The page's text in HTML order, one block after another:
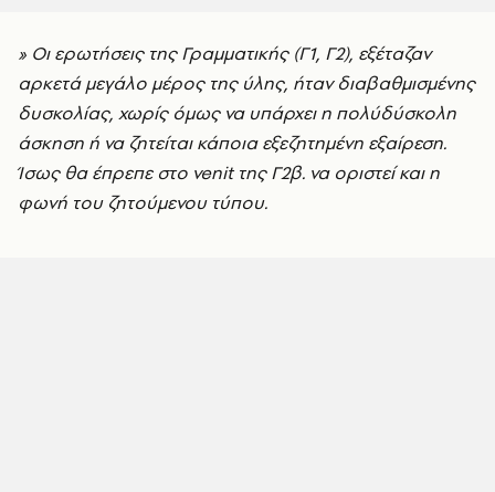
» Οι ερωτήσεις της Γραμματικής (Γ1, Γ2), εξέταζαν
αρκετά μεγάλο μέρος της ύλης, ήταν διαβαθμισμένης
δυσκολίας, χωρίς όμως να υπάρχει η πολύδύσκολη
άσκηση ή να ζητείται κάποια εξεζητημένη εξαίρεση.
Ίσως θα έπρεπε στο venit της Γ2β. να οριστεί και η
φωνή του ζητούμενου τύπου.